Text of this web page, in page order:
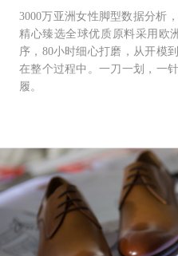
3000万亚洲女性脚型数据分析
精心臻选全球优质原料采用欧
序，80小时细心打磨，从开模
在整个过程中。一刀一划，一
履。